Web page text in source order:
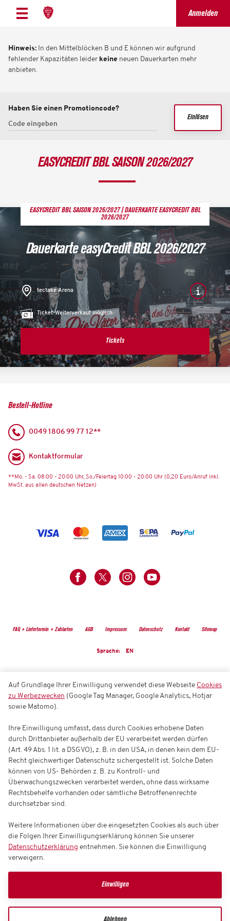
Anmelden
Hinweis: In den Mittelblöcken B und E können wir aufgrund
fehlender Kapazitäten leider keine neuen Dauerkarten mehr
anbieten.
Haben Sie einen Promotioncode?
Einlösen
EASYCREDIT BBL SAISON 2026/2027
EASYCREDIT BBL SAISON 2026/2027
DAUERKARTE EASYCREDIT BBL
2026/2027
Dauerkarte easyCredit BBL 2026/2027
tectake Arena
Ticket-Weiterverkauf möglich
Tickets
Bestell-Hotline
0049 1806 99 77 12**
Kontaktformular
**Mo. - Sa. 08:00 - 20:00 Uhr, So./Feiertag 10:00 - 20:00 Uhr (0,20 Euro/Anruf inkl.
MwSt. aus allen deutschen Netzen)
FAQ + Liefertermin + Zahlarten AGB Impressum Datenschutz Kontakt Sitemap
Sprache: EN
Auf Grundlage Ihrer Einwilligung verwendet diese Webseite Cookies
zu Werbezwecken (Google Tag Manager, Google Analytics, Hotjar
sowie Matomo).
Ihre Einwilligung umfasst, dass durch Cookies erhobene Daten
durch Drittanbieter außerhalb der EU verarbeitet werden dürfen
(Art. 49 Abs. 1 lit. a DSGVO), z. B. in den USA, in denen kein dem EU-
Recht gleichwertiger Datenschutz sichergestellt ist. Solche Daten
können von US- Behörden z. B. zu Kontroll- und
Überwachungszwecken verarbeitet werden, ohne dass wirksame
Rechtsbehelfe vorhanden oder sämtliche Betroffenenrechte
durchsetzbar sind.
Weitere Informationen über die eingesetzten Cookies als auch über
die Folgen Ihrer Einwilligungserklärung können Sie unserer
Datenschutzerklärung entnehmen. Sie können die Einwilligung
verweigern.
Einwilligen